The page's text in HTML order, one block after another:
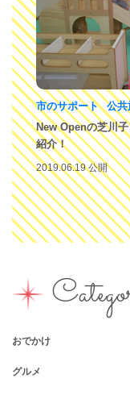
市のサポート
公共
New Openの芝川
紹介！
2019.06.19 公開
おでかけ
観光
グルメ